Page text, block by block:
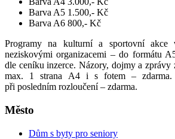
Barva A5 1.500,- Kč
Barva A6 800,- Kč
Programy na kulturní a sportovní akce
neziskovými organizacemi – do formátu
dle ceníku inzerce. Názory, dojmy a zprávy
max. 1 strana A4 i s fotem – zdarma.
při posledním rozloučení – zdarma.
Město
Dům s byty pro seniory